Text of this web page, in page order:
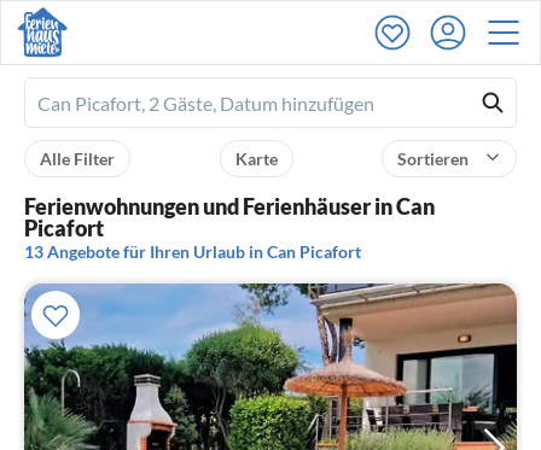
Ferienhausmiete
logo
Sortieren
Karte
Alle Filter
Ferienwohnungen und Ferienhäuser in Can
Picafort
13 Angebote für Ihren Urlaub in Can Picafort